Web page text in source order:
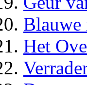
Blauwe
Het